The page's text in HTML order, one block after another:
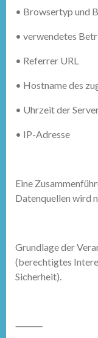
• Browsertyp und
• verwendetes
• Referrer URL
• Hostname des
• Uhrzeit der
• IP-Adresse
Eine
Datenquellen wird
Grundlage der
(berechtigtes
Sicherheit).
⸻